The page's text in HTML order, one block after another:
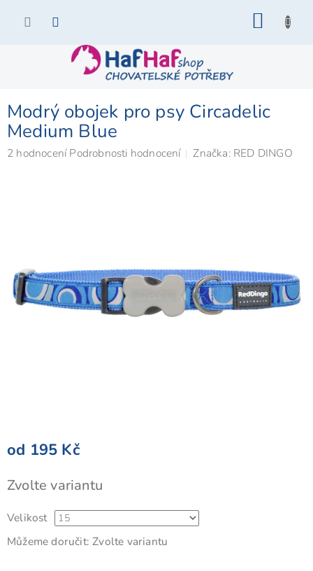
Modrý obojek pro psy Circadelic
Medium Blue
Průměrné
2 hodnocení Podrobnosti hodnocení Značka: RED DINGO
od 195 Kč
cena:
Zvolte variantu
Velikost
Můžeme doručit: Zvolte variantu